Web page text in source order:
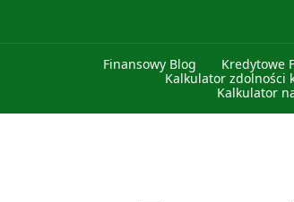
Finansowy Blog Kredytowe
Kalkulator zdolności
Kalkulator